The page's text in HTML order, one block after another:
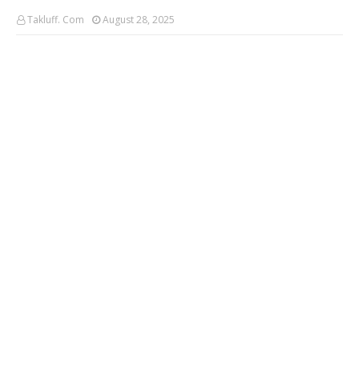
Takluff. Com August 28, 2025